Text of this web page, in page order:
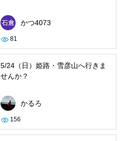
かつ4073
81
5/24（日）姫路・雪彦山へ行きま
せんか？
かるろ
156